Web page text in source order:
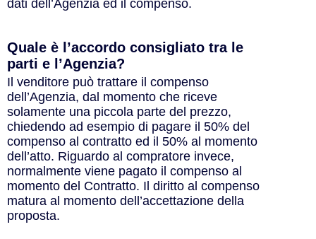
dati dell’Agenzia ed il compenso.
Quale è l’accordo consigliato tra le
parti e l’Agenzia?
Il venditore può trattare il compenso
dell’Agenzia, dal momento che riceve
solamente una piccola parte del prezzo,
chiedendo ad esempio di pagare il 50% del
compenso al contratto ed il 50% al momento
dell’atto. Riguardo al compratore invece,
normalmente viene pagato il compenso al
momento del Contratto. Il diritto al compenso
matura al momento dell’accettazione della
proposta.